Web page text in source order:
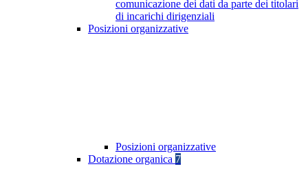
comunicazione dei dati da parte dei titolari
di incarichi dirigenziali
Posizioni organizzative
Posizioni organizzative
Dotazione organica 7